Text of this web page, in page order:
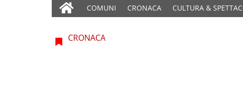
COMUNI CRONACA CULTURA &
CRONACA